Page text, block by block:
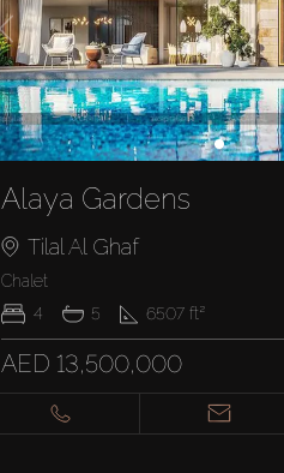
Alaya Gardens
Tilal Al Ghaf
Chalet
4
5 6507 ft²
AED 13,500,000